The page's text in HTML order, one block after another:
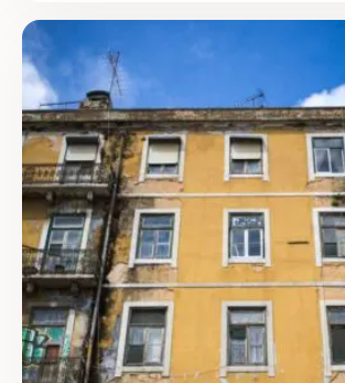
Lees meer over Cirkelstad is partner in CARES